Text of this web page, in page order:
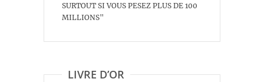
SURTOUT SI VOUS PESEZ PLUS DE 100
MILLIONS"
LIVRE D’OR